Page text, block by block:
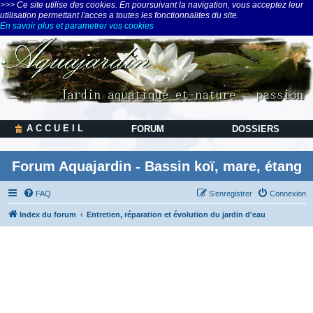
>>> Ce site utilise des cookies. En poursuivant la navigation, vous acceptez leur
utilisation permettant l'acces a toutes les fonctionnalites du site.
En savoir plus et parametrer vos cookies
A C C U E I L FORUM DOSSIERS
Forum Aquajardin - Bassin koï, mare, étang
FAQ Connexion
S’enregistrer
Index du forum Entretien, réparation et évolution du jardin d'eau